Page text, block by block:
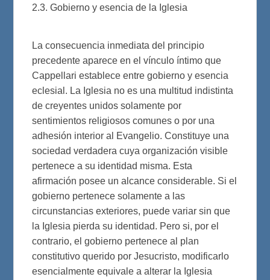
2.3. Gobierno y esencia de la Iglesia
La consecuencia inmediata del principio
precedente aparece en el vínculo íntimo que
Cappellari establece entre gobierno y esencia
eclesial. La Iglesia no es una multitud indistinta
de creyentes unidos solamente por
sentimientos religiosos comunes o por una
adhesión interior al Evangelio. Constituye una
sociedad verdadera cuya organización visible
pertenece a su identidad misma. Esta
afirmación posee un alcance considerable. Si el
gobierno pertenece solamente a las
circunstancias exteriores, puede variar sin que
la Iglesia pierda su identidad. Pero si, por el
contrario, el gobierno pertenece al plan
constitutivo querido por Jesucristo, modificarlo
esencialmente equivale a alterar la Iglesia